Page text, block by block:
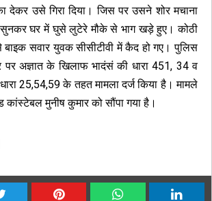
देकर उसे गिरा दिया। जिस पर उसने शोर मचाना
घर में घुसे लुटेरे मौके से भाग खड़े हुए। कोठी
सवार युवक सीसीटीवी में कैद हो गए। पुलिस
अज्ञात के खिलाफ भादंसं की धारा 451, 34 व
25,54,59 के तहत मामला दर्ज किया है। मामले
कांस्टेबल मुनीष कुमार को सौंपा गया है।